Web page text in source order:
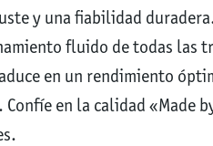
y una fiabilidad
fluido de todas las
en un rendimiento
en la calidad «Made